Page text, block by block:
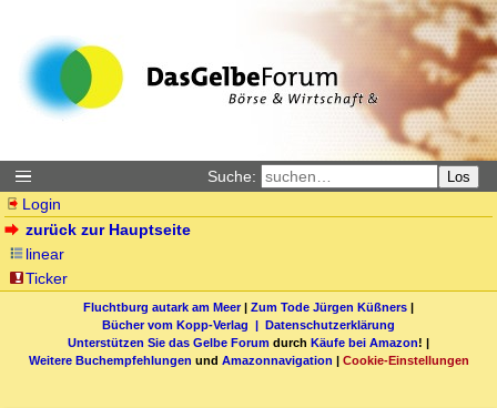
Suche: Los
Login
zurück zur Hauptseite
linear
Ticker
Fluchtburg autark am Meer| Zum Tode Jürgen Küßners |
Bücher vom Kopp-Verlag | Datenschutzerklärung
Unterstützen Sie das Gelbe Forum durch Käufe bei Amazon! |
Weitere Buchempfehlungen und Amazonnavigation | Cookie-Einstellungen